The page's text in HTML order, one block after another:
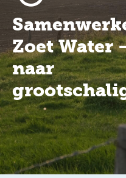
Zoet Water
naar